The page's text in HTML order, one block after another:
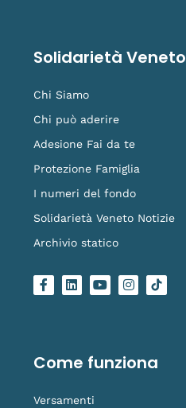
Solidarietà Veneto
Chi Siamo
Chi può aderire
Adesione Fai da te
Protezione Famiglia
I numeri del fondo
Solidarietà Veneto Notizie
Archivio statico
F
a
o
k
L
i
i
n
Y
o
e
I
n
r
a
L
o
i
k
Come funziona
Versamenti